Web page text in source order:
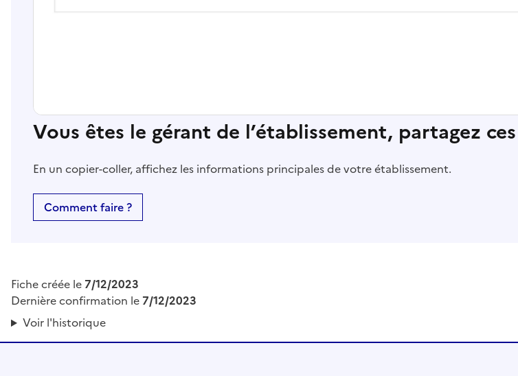
Vous êtes le gérant de l’établissement, partagez
En un copier-coller, affichez les informations principales de votre établissement.
Comment faire ?
Fiche créée le 7/12/2023
Dernière confirmation le 7/12/2023
Voir l'historique